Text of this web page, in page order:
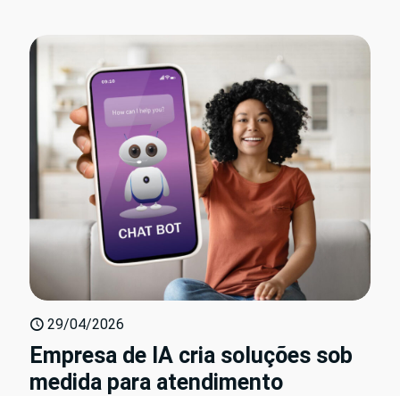
29/04/2026
Empresa de IA cria soluções sob
medida para atendimento